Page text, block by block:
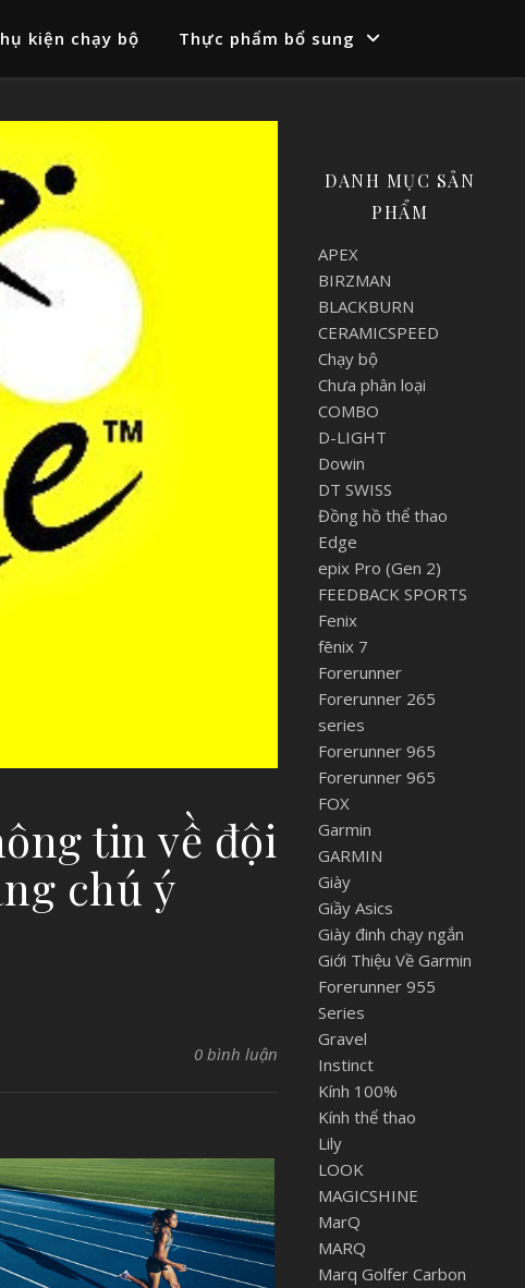
kiện chạy bộ Thực phẩm bổ sung
tin về đội
chú ý
0 bình luận
DANH MỤC SẢN
PHẨM
APEX
BIRZMAN
BLACKBURN
CERAMICSPEED
Chạy bộ
Chưa phân loại
COMBO
D-LIGHT
Dowin
DT SWISS
Đồng hồ thể thao
Edge
epix Pro (Gen 2)
FEEDBACK SPORTS
Fenix
fēnix 7
Forerunner
Forerunner 265
series
Forerunner 965
Forerunner 965
FOX
Garmin
GARMIN
Giày
Giầy Asics
Giày đinh chạy ngắn
Giới Thiệu Về Garmin
Forerunner 955
Series
Gravel
Instinct
Kính 100%
Kính thể thao
Lily
LOOK
MAGICSHINE
MarQ
MARQ
Marq Golfer Carbon